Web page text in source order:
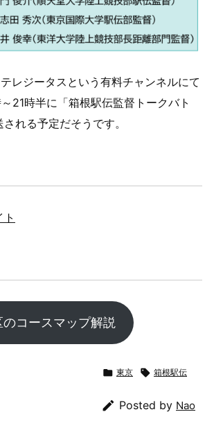
レジータスという有料チャンネルにて
21時半に「箱根駅伝監督トークバト
れる予定だそうです。
コースマップ解説
 東京  箱根駅伝
 Posted by Nao